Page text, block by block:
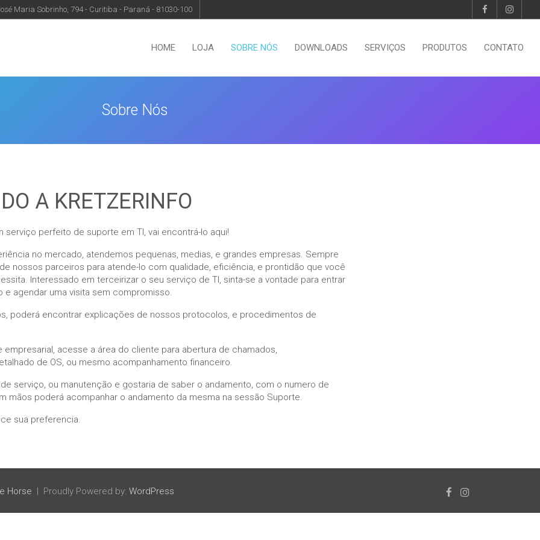
Maria Sobrinho, 794 - Curitiba - Paraná - 81030-100
HOME LOJA SOBRE NÓS DOWNLOADS SERVIÇOS PRODUTOS CONTATO
Sobre Nós
A KRETZERINFO
serviço perfeito de suporte em TI, vai encontrá-lo aqui!
no mercado, atendemos pequenas, medias, e grandes empresas. Sempre
nossos parceiros para atende-lo com qualidade, eficiência, e prontidão que você
Interessado em terceirizar o seu serviço de TI, sinta-se a vontade para entrar
agendar uma visita sem compromisso.
poderá encontrar explicações de nossos protocolos, e procedimentos de
empresarial, acesse a área do cliente para abertura de chamados,
de OS, ou mesmo acompanhamento financeiro.
serviço, ou manutenção e gostaria de saber o andamento, com o numero de
mãos poderá acompanhar o andamento da mesma na sessão Suporte.
sua preferencia.
Horse Proudly Powered by: WordPress